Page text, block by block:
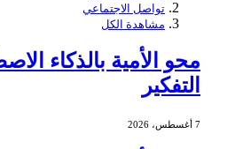
تواصل الاجتماعي
مشاهدة الكل
محو الأمية بالذكاء
التفكير
7 أغسطس، 2026